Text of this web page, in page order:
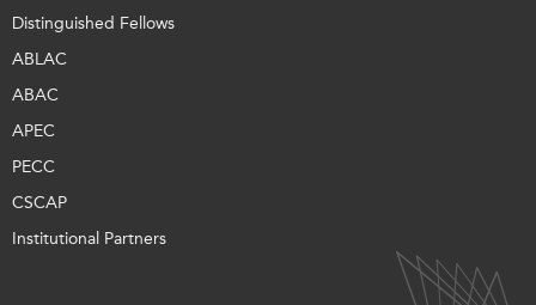
Distinguished Fellows
ABLAC
ABAC
APEC
PECC
CSCAP
Institutional Partners